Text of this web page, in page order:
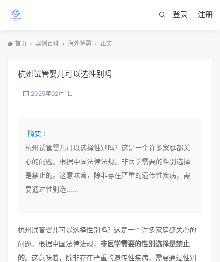
登录 注册
首页 案例百科 海外特需 正文
杭州试管婴儿可以选性别吗
2025年02月1日
摘要 :
杭州试管婴儿可以选择性别吗？这是一个许多家庭都关
心的问题。根据中国法律法规，非医学需要的性别选择
是禁止的。这意味着，除非存在严重的遗传性疾病，需
要通过性别选……
杭州试管婴儿可以选择性别吗？这是一个许多家庭都关心的
问题。根据中国法律法规， 非医学需要的性别选择是禁止
的。这意味着，除非存在严重的遗传性疾病，需要通过性别